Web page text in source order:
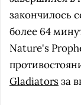
закончилось
более 64
Nature's
Gladiatorsза